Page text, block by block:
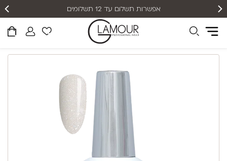
אפשרות תשלום עד 12 תשלומים